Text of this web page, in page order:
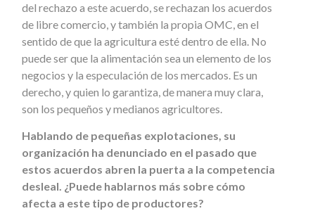
del rechazo a este acuerdo, se rechazan los acuerdos
de libre comercio, y también la propia OMC, en el
sentido de que la agricultura esté dentro de ella. No
puede ser que la alimentación sea un elemento de los
negocios y la especulación de los mercados. Es un
derecho, y quien lo garantiza, de manera muy clara,
son los pequeños y medianos agricultores.
Hablando de pequeñas explotaciones, su
organización ha denunciado en el pasado que
estos acuerdos abren la puerta a la competencia
desleal. ¿Puede hablarnos más sobre cómo
afecta a este tipo de productores?